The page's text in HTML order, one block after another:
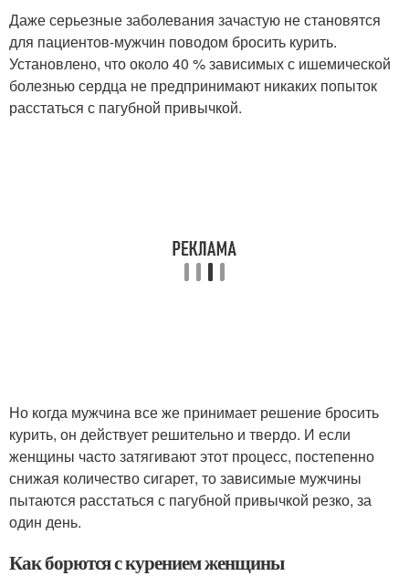
Даже серьезные заболевания зачастую не становятся
для пациентов-мужчин поводом бросить курить.
Установлено, что около 40 % зависимых с ишемической
болезнью сердца не предпринимают никаких попыток
расстаться с пагубной привычкой.
Но когда мужчина все же принимает решение бросить
курить, он действует решительно и твердо. И если
женщины часто затягивают этот процесс, постепенно
снижая количество сигарет, то зависимые мужчины
пытаются расстаться с пагубной привычкой резко, за
один день.
Как борются с курением женщины